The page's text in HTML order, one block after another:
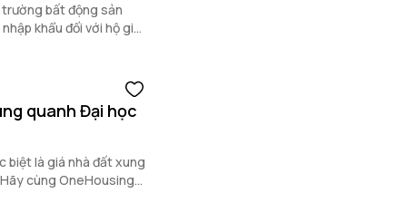
bất động sản
khẩu đối với hộ gia
quanh Đại học
biệt là giá nhà đất xung
cùng OneHousing